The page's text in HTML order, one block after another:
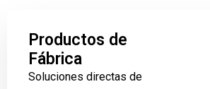
Productos de
Fábrica
Soluciones directas de